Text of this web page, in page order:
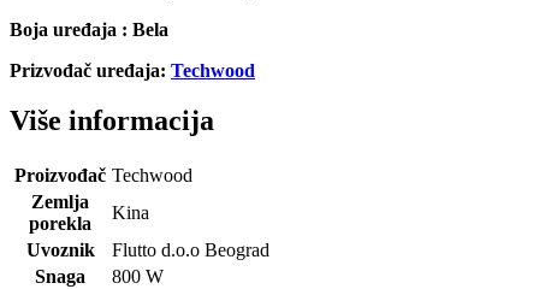
Boja uređaja : Bela
Prizvođač uređaja: Techwood
Više informacija
Proizvođač Techwood
Zemlja
porekla
Kina
Uvoznik
Flutto d.o.o Beograd
Snaga
800 W